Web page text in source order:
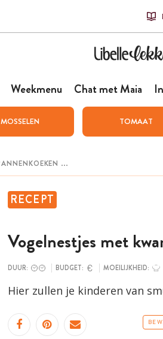
Weekmenu Chat met Maia
MOSSELEN TOMAAT
RECEPT
Vogelnestjes met
DUUR: BUDGET: MOEILIJKHEID:
Hier zullen je kinderen van